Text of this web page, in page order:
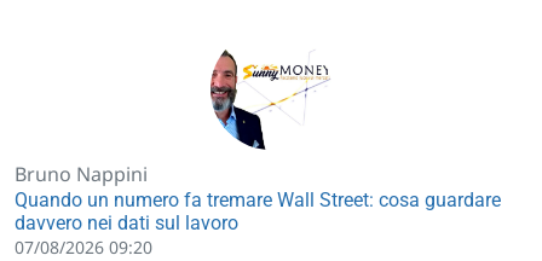
Bruno Nappini
Quando un numero fa tremare Wall Street: cosa guardare
davvero nei dati sul lavoro
07/08/2026 09:20